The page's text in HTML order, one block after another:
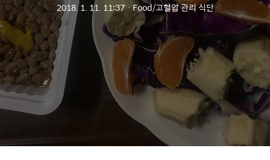
2018. 1. 11. 11:37ㆍFood/고혈압 관리 식단